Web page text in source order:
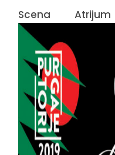
Scena